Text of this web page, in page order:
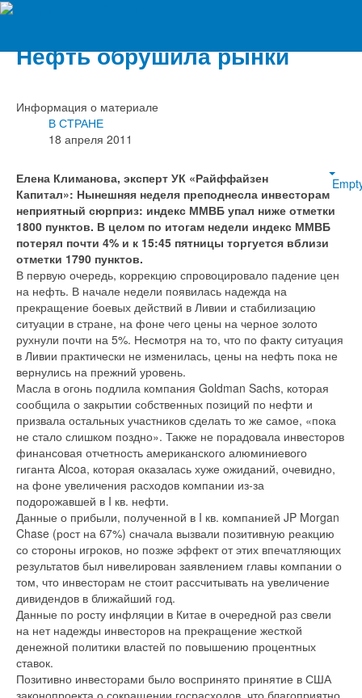
Нефть обрушила рынки
Информация о материале
В СТРАНЕ
18 апреля 2011
Елена Климанова, эксперт УК «Райффайзен
Капитал»: Нынешняя неделя преподнесла инвесторам
неприятный сюрприз: индекс ММВБ упал ниже отметки
1800 пунктов. В целом по итогам недели индекс ММВБ
потерял почти 4% и к 15:45 пятницы торгуется вблизи
отметки 1790 пунктов.
В первую очередь, коррекцию спровоцировало падение цен
на нефть. В начале недели появилась надежда на
прекращение боевых действий в Ливии и стабилизацию
ситуации в стране, на фоне чего цены на черное золото
рухнули почти на 5%. Несмотря на то, что по факту ситуация
в Ливии практически не изменилась, цены на нефть пока не
вернулись на прежний уровень.
Масла в огонь подлила компания Goldman Sachs, которая
сообщила о закрытии собственных позиций по нефти и
призвала остальных участников сделать то же самое, «пока
не стало слишком поздно». Также не порадовала инвесторов
финансовая отчетность американского алюминиевого
гиганта Alcoa, которая оказалась хуже ожиданий, очевидно,
на фоне увеличения расходов компании из-за
подорожавшей в I кв. нефти.
Данные о прибыли, полученной в I кв. компанией JP Morgan
Chase (рост на 67%) сначала вызвали позитивную реакцию
со стороны игроков, но позже эффект от этих впечатляющих
результатов был нивелирован заявлением главы компании о
том, что инвесторам не стоит рассчитывать на увеличение
дивидендов в ближайший год.
Данные по росту инфляции в Китае в очередной раз свели
на нет надежды инвесторов на прекращение жесткой
денежной политики властей по повышению процентных
ставок.
Позитивно инвесторами было воспринято принятие в США
законопроекта о сокращении госрасходов, что благоприятно